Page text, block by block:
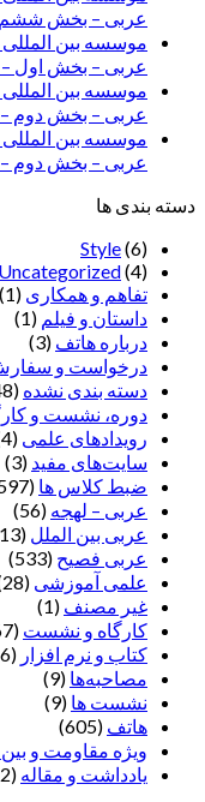
عربی – بخش ششم
موسسه بین
عربی – بخش اول –
موسسه بین
عربی – بخش دوم –
موسسه بین
عربی – بخش دوم –
دسته بندی ها
Style(6)
Uncategorized(4)
تفاهم و همکاری (1)
داستان و فیلم (1)
درباره هاتف (3)
درخواست و
دسته بندی نشده (1,348)
دوره، نشست و
رویدادهای علمی (4)
سایت‌های مفید (3)
ضبط کلاس ها (597)
عربی – لهجه (56)
عربی بین الملل (13)
عربی فصیح (533)
علمی آموزشی (28)
غير مصنف (1)
کارگاه و نشست (67)
کتاب و نرم افزار (6)
مصاحبه‌ها (9)
نشست ها (9)
هاتف (605)
ویژه مقاومت و بین
یادداشت‌ و مقاله (22)